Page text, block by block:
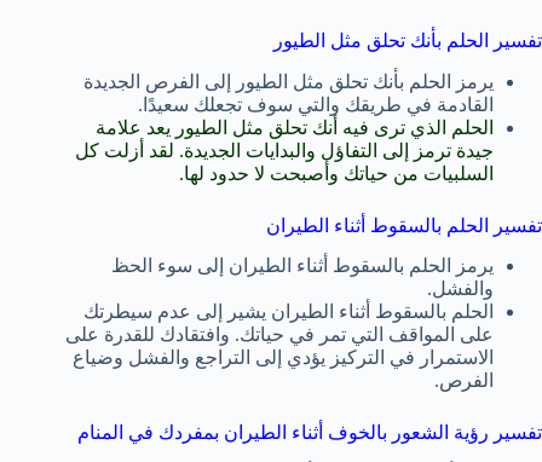
تفسير الحلم بأنك تحلق مثل الطيور
يرمز الحلم بأنك تحلق مثل الطيور إلى الفرص الجديدة
القادمة في طريقك والتي سوف تجعلك سعيدًا.
الحلم الذي ترى فيه أنك تحلق مثل الطيور يعد علامة
جيدة ترمز إلى التفاؤل والبدايات الجديدة. لقد أزلت كل
السلبيات من حياتك وأصبحت لا حدود لها.
تفسير الحلم بالسقوط أثناء الطيران
يرمز الحلم بالسقوط أثناء الطيران إلى سوء الحظ
والفشل.
الحلم بالسقوط أثناء الطيران يشير إلى عدم سيطرتك
على المواقف التي تمر في حياتك. وافتقادك للقدرة على
الاستمرار في التركيز يؤدي إلى التراجع والفشل وضياع
الفرص.
تفسير رؤية الشعور بالخوف أثناء الطيران بمفردك في المنام